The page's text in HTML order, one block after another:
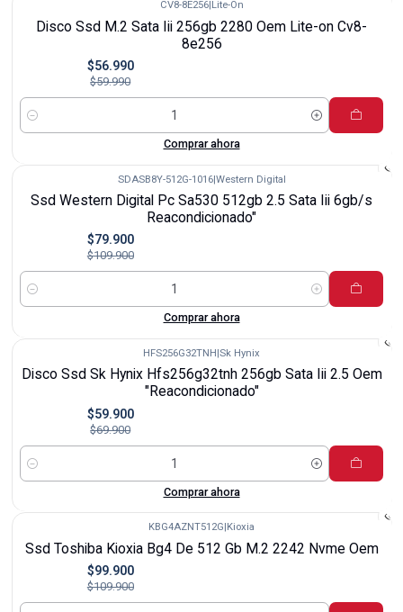
CV8-8E256| Lite-On
Disco Ssd M.2 Sata Iii 256gb 2280 Oem Lite-on Cv8-
8e256
$56.990
$59.990
Cantidad
Comprar ahora
SDASB8Y-512G-1016|Western Digital
Ssd Western Digital Pc Sa530 512gb 2.5 Sata Iii 6gb/s
Reacondicionado"
$79.900
$109.900
Cantidad
Comprar ahora
HFS256G32TNH|Sk Hynix
Disco Ssd Sk Hynix Hfs256g32tnh 256gb Sata Iii 2.5 Oem
"Reacondicionado"
$59.900
$69.900
Cantidad
Comprar ahora
KBG4AZNT512G Kioxia
Ssd Toshiba Kioxia Bg4 De 512 Gb M.2 2242 Nvme Oem
$99.900
$109.900